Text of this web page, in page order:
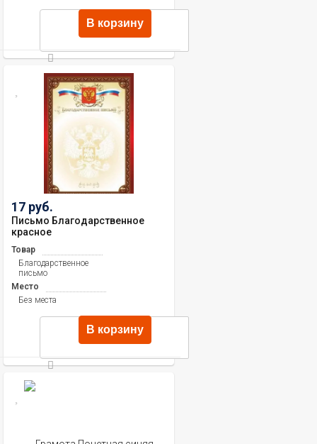
В корзину
17 руб.
Письмо Благодарственное
красное
Товар
Благодарственное
письмо
Место
Без места
В корзину